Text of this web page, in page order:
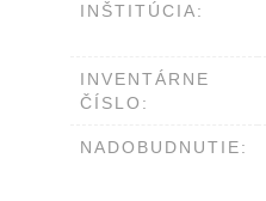
INŠTITÚCIA:
INVENTÁRNE
ČÍSLO:
NADOBUDNUTIE: